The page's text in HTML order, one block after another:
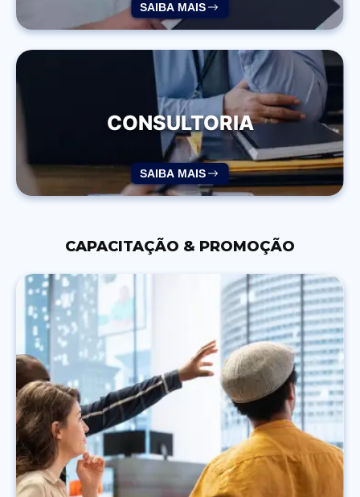
SAIBA MAIS
CONSULTORIA
SAIBA MAIS
CAPACITAÇÃO & PROMOÇÃO